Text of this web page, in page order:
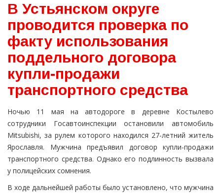
В Устьянском округе
проводится проверка по
факту использования
поддельного договора
купли-продажи
транспортного средства
Ночью 11 мая на автодороге в деревне Костылево
сотрудники Госавтоинспекции остановили автомобиль
Mitsubishi, за рулем которого находился 27-летний житель
Ярославля. Мужчина предъявил договор купли-продажи
транспортного средства. Однако его подлинность вызвала
у полицейских сомнения.
В ходе дальнейшей работы было установлено, что мужчина